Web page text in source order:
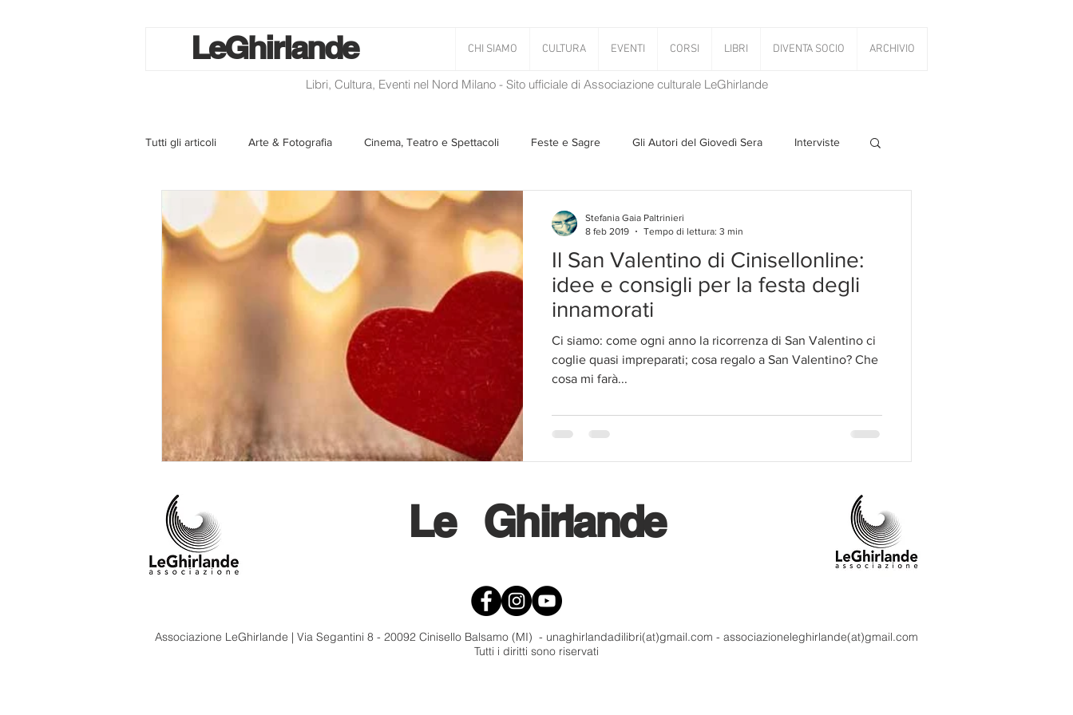
CHI SIAMO CULTURA EVENTI CORSI LIBRI DIVENTA SOCIO ARCHIVIO
LeGhirlande
Libri, Cultura, Eventi nel Nord Milano - Sito ufficiale di Associazione culturale LeGhirlande
Tutti gli articoli Arte & Fotografia Cinema, Teatro e Spettacoli Feste e Sagre Gli Autori del Giovedì Sera Interviste
La lotteria degli scontrini Libri Musica Storie Taciute
Eventi ed iniziative Utilità Il Blog di Mirabilis Salvaguardia dell'ambiente Ambiente PanettoniAMOCi
CiniZEN
Il San Valentino di Cinisellonline:
idee e consigli per la festa degli
innamorati
Ci siamo: come ogni anno la ricorrenza di San Valentino ci
coglie quasi impreparati; cosa regalo a San Valentino? Che
cosa mi farà...
Stefania Gaia Paltrinieri
8 feb 2019
Tempo di lettura: 3 min
Le Ghirlande
Associazione LeGhirlande | Via Segantini 8 - 20092 Cinisello Balsamo (MI) - unaghirlandadilibri(at)gmail.com - associazioneleghirlande(at)gmail.com
Tutti i diritti sono riservati